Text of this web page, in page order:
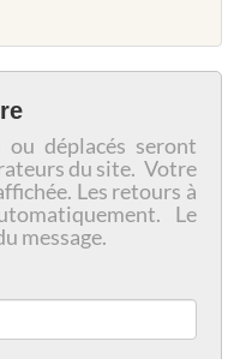
déplacés seront
du site. Votre
Les retours à
Le
message.